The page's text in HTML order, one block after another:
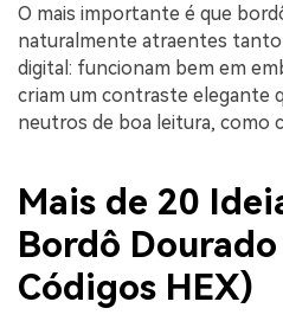
O mais importante é que
naturalmente atraentes
digital: funcionam bem em
criam um contraste elegante
neutros de boa leitura, como
Mais de 20
Bordô
Códigos HEX)